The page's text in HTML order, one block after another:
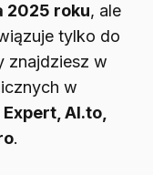
2025 roku, ale
tylko do
znajdziesz w
w
Expert, Al.to,
.